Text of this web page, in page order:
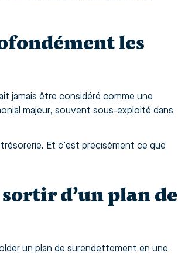
les
jamais être considéré comme une
majeur, souvent sous-exploité dans
Et c’est précisément ce que
d’un plan de
un plan de surendettement en une